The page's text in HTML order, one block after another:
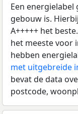
Een
gebouw is.
A+++++ het
het meeste voor
hebben
met uitgebreide
bevat de data
postcode,